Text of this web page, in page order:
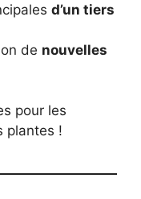
d’un tiers
de nouvelles
pour les
plantes !